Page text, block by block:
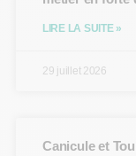
LIRE LA SUITE »
29 juillet 2026
Canicule et